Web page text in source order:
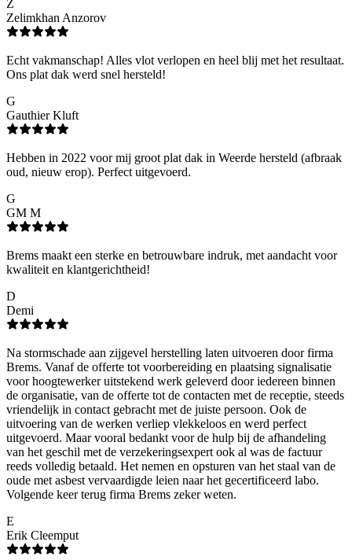
Z
Zelimkhan Anzorov
Echt vakmanschap! Alles vlot verlopen en heel blij met het resultaat.
Ons plat dak werd snel hersteld!
G
Gauthier Kluft
Hebben in 2022 voor mij groot plat dak in Weerde hersteld (afbraak
oud, nieuw erop). Perfect uitgevoerd.
G
GM M
Brems maakt een sterke en betrouwbare indruk, met aandacht voor
kwaliteit en klantgerichtheid!
D
Demi
Na stormschade aan zijgevel herstelling laten uitvoeren door firma
Brems. Vanaf de offerte tot voorbereiding en plaatsing signalisatie
voor hoogtewerker uitstekend werk geleverd door iedereen binnen
de organisatie, van de offerte tot de contacten met de receptie, steeds
vriendelijk in contact gebracht met de juiste persoon. Ook de
uitvoering van de werken verliep vlekkeloos en werd perfect
uitgevoerd. Maar vooral bedankt voor de hulp bij de afhandeling
van het geschil met de verzekeringsexpert ook al was de factuur
reeds volledig betaald. Het nemen en opsturen van het staal van de
oude met asbest vervaardigde leien naar het gecertificeerd labo.
Volgende keer terug firma Brems zeker weten.
E
Erik Cleemput